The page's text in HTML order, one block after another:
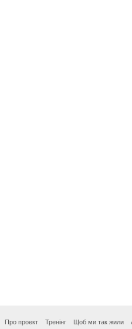
Про проект Тренінг Щоб ми так жили